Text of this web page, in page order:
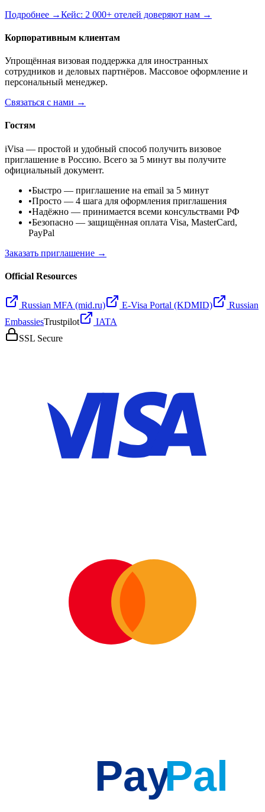
Подробнее →Кейс: 2 000+ отелей доверяют нам →
Корпоративным клиентам
Упрощённая визовая поддержка для иностранных
сотрудников и деловых партнёров. Массовое оформление и
персональный менеджер.
Связаться с нами →
Гостям
iVisa — простой и удобный способ получить визовое
приглашение в Россию. Всего за 5 минут вы получите
официальный документ.
•Быстро — приглашение на email за 5 минут
•Просто — 4 шага для оформления приглашения
•Надёжно — принимается всеми консульствами РФ
•Безопасно — защищённая оплата Visa, MasterCard,
PayPal
Заказать приглашение →
Official Resources
Russian MFA (mid.ru) E-Visa Portal (KDMID)
Russian
EmbassiesTrustpilot
IATA
SSL Secure
PayPal